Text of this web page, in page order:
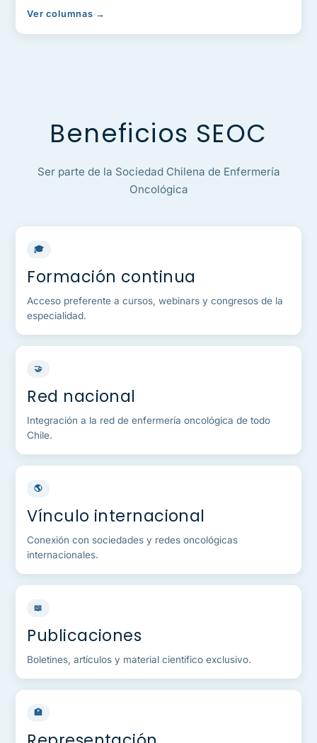
Ver columnas →
Beneficios SEOC
Ser parte de la Sociedad Chilena de Enfermería
Oncológica
🎓
Formación continua
Acceso preferente a cursos, webinars y congresos de la
especialidad.
🤝
Red nacional
Integración a la red de enfermería oncológica de todo
Chile.
🌎
Vínculo internacional
Conexión con sociedades y redes oncológicas
internacionales.
📖
Publicaciones
Boletines, artículos y material científico exclusivo.
🏥